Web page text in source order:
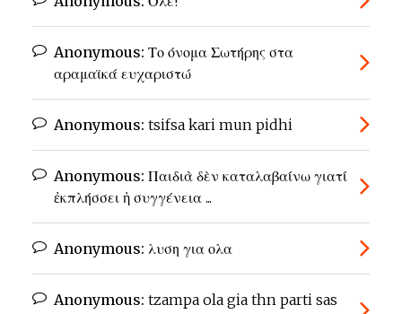
Anonymous: Το όνομα Σωτήρης στα
αραμαϊκά ευχαριστώ
Anonymous: tsifsa kari mun pidhi
Anonymous: Παιδιὰ δὲν καταλαβαίνω γιατί
ἐκπλήσσει ἡ συγγένεια ...
Anonymous: λυση για ολα
Anonymous: tzampa ola gia thn parti sas